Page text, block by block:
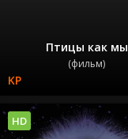
Птицы как мы
(фильм)
HD